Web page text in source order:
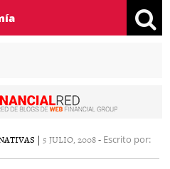
| 5 JULIO, 2008- Escrito por: